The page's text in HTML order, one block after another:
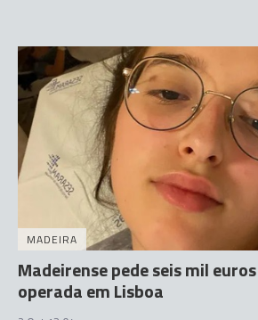
MADEIRA
Madeirense pede seis mil
operada em Lisboa